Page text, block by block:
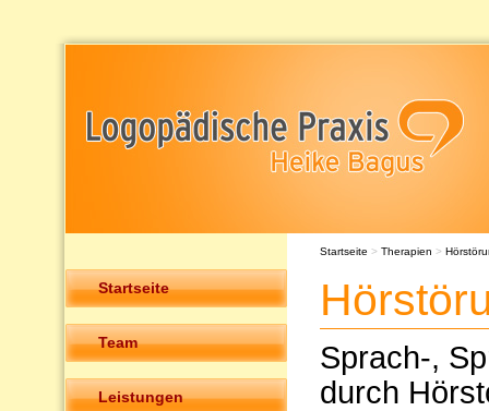
Startseite
Team
Leistungen
Startseite > Therapien >
Sprach-,
durch